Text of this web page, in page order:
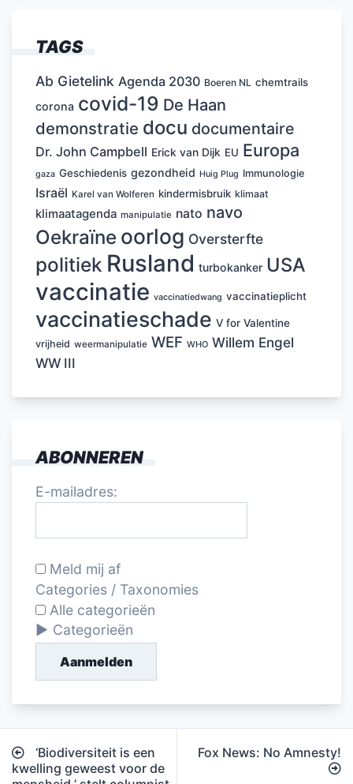
TAGS
Ab Gietelink Agenda 2030 Boeren NL chemtrails
corona covid-19 De Haan
demonstratie docu documentaire
Dr. John Campbell Erick van Dijk EU Europa
gaza Geschiedenis gezondheid Huig Plug Immunologie
Israël Karel van Wolferen kindermisbruik klimaat
klimaatagenda manipulatie nato navo
Oekraïne oorlog Oversterfte
politiek Rusland turbokanker USA
vaccinatie vaccinatiedwang vaccinatieplicht
vaccinatieschade V for Valentine
vrijheid weermanipulatie WEF WHO Willem Engel
WW III
ABONNEREN
E-mailadres:
Meld mij af
Categories / Taxonomies
Alle categorieën
Categorieën
Aanmelden
Bericht
navigatie
‘Biodiversiteit is een
kwelling geweest voor de
Fox News: No Amnesty!